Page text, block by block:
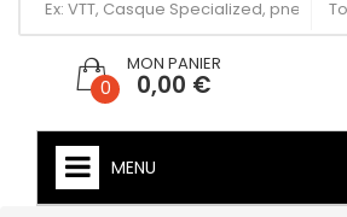
0
MON PANIER
0,00 €
MENU